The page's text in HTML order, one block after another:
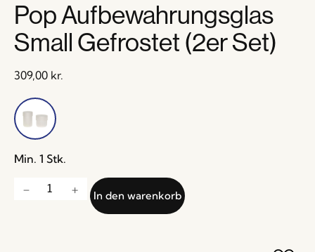
Pop Aufbewahrungsglas
Small Gefrostet (2er Set)
309,00 kr.
Min. 1 Stk.
In den warenkorb